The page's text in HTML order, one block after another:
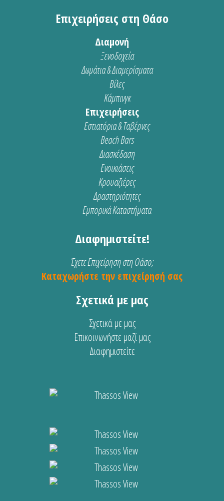
Επιχειρήσεις στη Θάσο
Διαμονή
Ξενοδοχεία
Δωμάτια & Διαμερίσματα
Βίλες
Κάμπινγκ
Επιχειρήσεις
Εστιατόρια & Ταβέρνες
Beach Bars
Διασκέδαση
Ενοικιάσεις
Κρουαζιέρες
Δραστηριότητες
Εμπορικά Καταστήματα
Διαφημιστείτε!
Έχετε Επιχείρηση στη Θάσο;
Καταχωρήστε την επιχείρησή σας
Σχετικά με μας
Σχετικά με μας
Επικοινωνήστε μαζί μας
Διαφημιστείτε